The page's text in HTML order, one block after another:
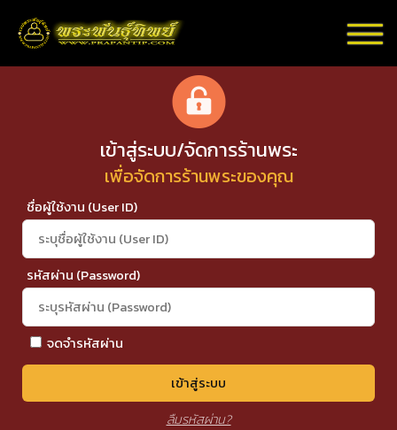
เข้าสู่ระบบ/จัดการร้านพระ
เพื่อจัดการร้านพระของคุณ
ชื่อผู้ใช้งาน (User ID)
รหัสผ่าน (Password)
จดจำรหัสผ่าน
เข้าสู่ระบบ
ลืมรหัสผ่าน?